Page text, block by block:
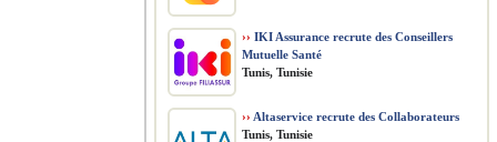
›› IKI Assurance recrute des Conseillers
Mutuelle Santé
Tunis, Tunisie
›› Altaservice recrute des Collaborateurs
Tunis, Tunisie